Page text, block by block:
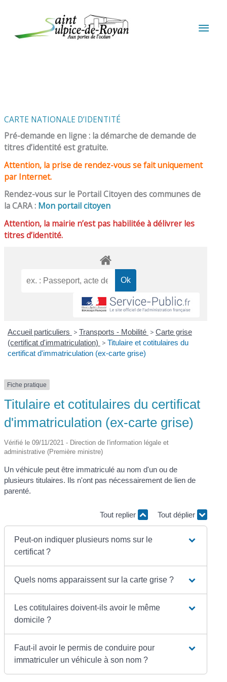
CARTE NATIONALE D’IDENTITÉ
Pré-demande en ligne : la démarche de demande de
titres d’identité est gratuite.
Attention, la prise de rendez-vous se fait uniquement
par Internet.
Rendez-vous sur le Portail Citoyen des communes de
la CARA : Mon portail citoyen
Attention, la mairie n’est pas habilitée à délivrer les
titres d’identité.
Accueil particuliers > Transports - Mobilité > Carte grise
(certificat d'immatriculation) > Titulaire et cotitulaires du
certificat d'immatriculation (ex-carte grise)
Fiche pratique
Titulaire et cotitulaires du certificat
d'immatriculation (ex-carte grise)
Vérifié le 09/11/2021 - Direction de l'information légale et
administrative (Première ministre)
Un véhicule peut être immatriculé au nom d'un ou de
plusieurs titulaires. Ils n'ont pas nécessairement de lien de
parenté.
Tout replier Tout déplier
Peut-on indiquer plusieurs noms sur le
certificat ?
Quels noms apparaissent sur la carte grise ?
Les cotitulaires doivent-ils avoir le même
domicile ?
Faut-il avoir le permis de conduire pour
immatriculer un véhicule à son nom ?